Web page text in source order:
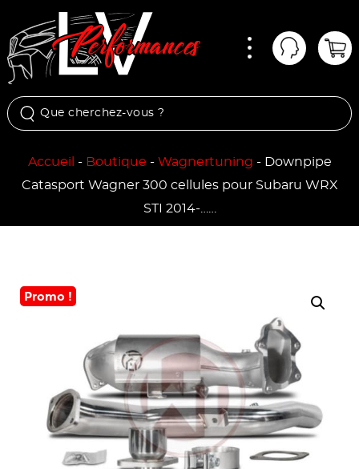
Mon
Accueil - Boutique - Wagnertuning - Downpipe
Catasport Wagner 300 cellules pour Subaru WRX
STI 2014-……
Promo !